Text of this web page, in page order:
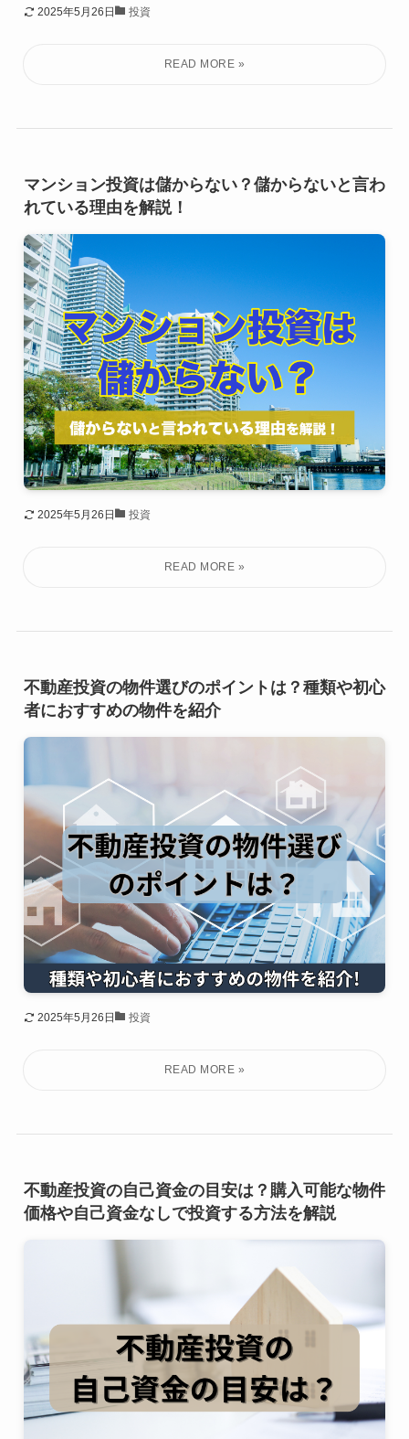
2025年5月26日 投資
マンション投資は儲からない？儲からないと言わ
れている理由を解説！
2025年5月26日 投資
不動産投資の物件選びのポイントは？種類や初心
者におすすめの物件を紹介
2025年5月26日 投資
不動産投資の自己資金の目安は？購入可能な物件
価格や自己資金なしで投資する方法を解説